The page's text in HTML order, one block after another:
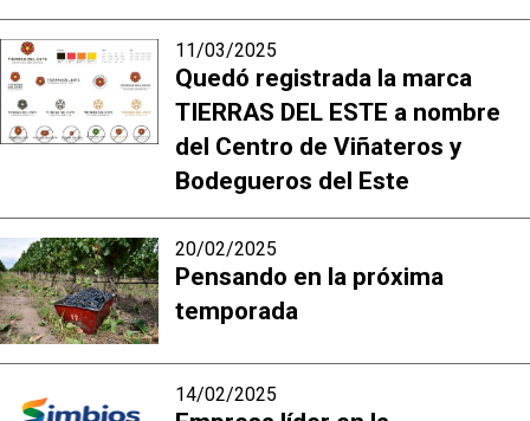
11/03/2025
Quedó registrada la marca
TIERRAS DEL ESTE a nombre
del Centro de Viñateros y
Bodegueros del Este
20/02/2025
Pensando en la próxima
temporada
14/02/2025